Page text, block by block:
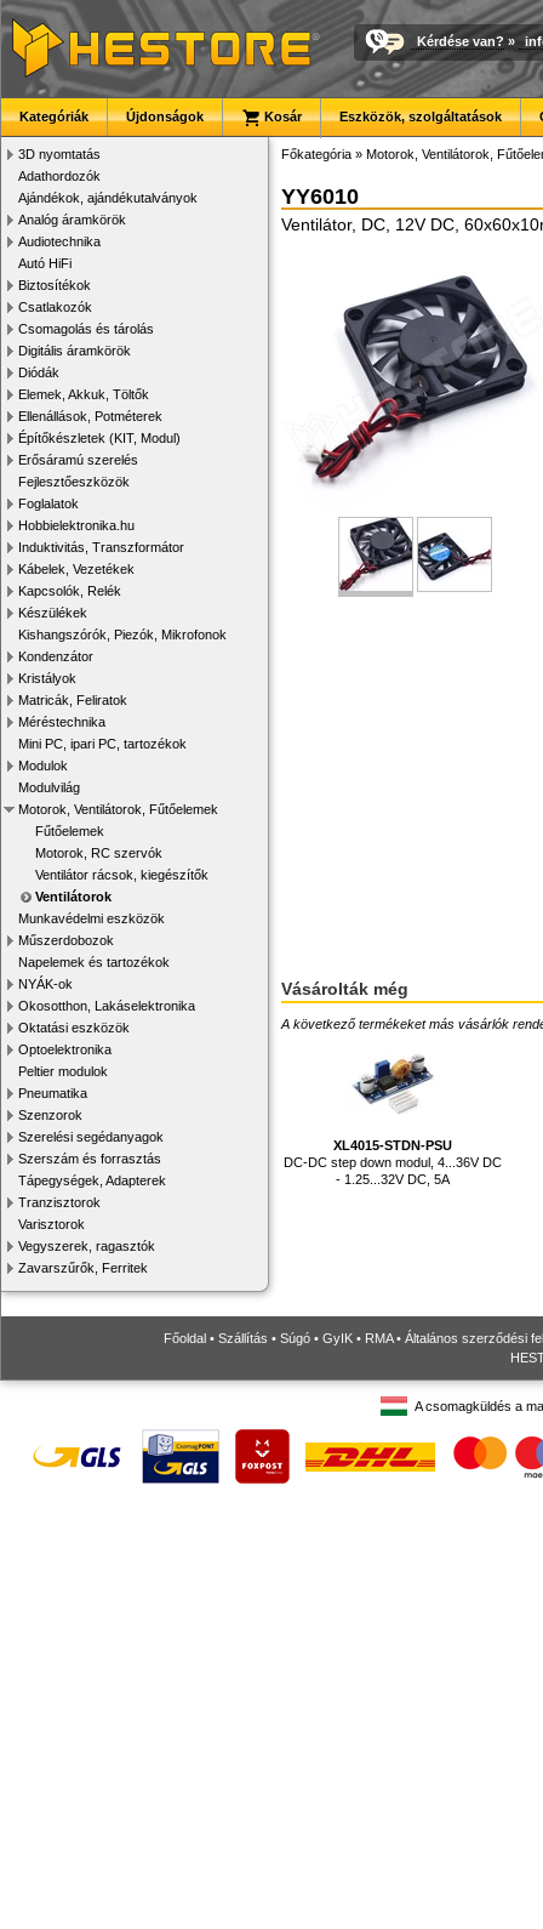
Kérdése van? »
Kategóriák Újdonságok Kosár Eszközök, szolgáltatások
3D nyomtatás
Adathordozók
Ajándékok, ajándékutalványok
Analóg áramkörök
Audiotechnika
Autó HiFi
Biztosítékok
Csatlakozók
Csomagolás és tárolás
Digitális áramkörök
Diódák
Elemek, Akkuk, Töltők
Ellenállások, Potméterek
Építőkészletek (KIT, Modul)
Erősáramú szerelés
Fejlesztőeszközök
Foglalatok
Hobbielektronika.hu
Induktivitás, Transzformátor
Kábelek, Vezetékek
Kapcsolók, Relék
Készülékek
Kishangszórók, Piezók, Mikrofonok
Kondenzátor
Kristályok
Matricák, Feliratok
Méréstechnika
Mini PC, ipari PC, tartozékok
Modulok
Modulvilág
Motorok, Ventilátorok, Fűtőelemek
Fűtőelemek
Motorok, RC szervók
Ventilátor rácsok, kiegészítők
Ventilátorok
Munkavédelmi eszközök
Műszerdobozok
Napelemek és tartozékok
NYÁK-ok
Okosotthon, Lakáselektronika
Oktatási eszközök
Optoelektronika
Peltier modulok
Pneumatika
Szenzorok
Szerelési segédanyagok
Szerszám és forrasztás
Tápegységek, Adapterek
Tranzisztorok
Varisztorok
Vegyszerek, ragasztók
Zavarszűrők, Ferritek
Főkategória » Motorok, Ventilátorok,
YY6010
Ventilátor, DC, 12V DC,
Vásárolták még
A következő termékeket más vásárlók
XL4015-STDN-PSU
DC-DC step down modul, 4...36V DC
- 1.25...32V DC, 5A
Főoldal • Szállítás • Súgó • GyIK • RMA• Általános szerződési
A csomagküldés a